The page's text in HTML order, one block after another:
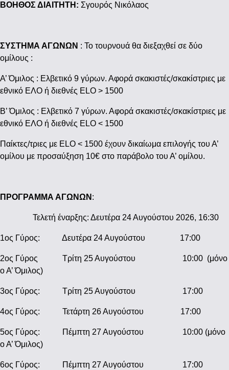
ΒΟΗΘΟΣ ΔΙΑΙΤΗΤΗ: Σγουρός Νικόλαος
ΣΥΣΤΗΜΑ ΑΓΩΝΩΝ : Το τουρνουά θα διεξαχθεί σε δύο
ομίλους :
Α’ Όμιλος : Ελβετικό 9 γύρων. Αφορά σκακιστές/σκακίστριες με
εθνικό ΕΛΟ ή διεθνές ELO > 1500
Β’ Όμιλος : Ελβετικό 7 γύρων. Αφορά σκακιστές/σκακίστριες με
εθνικό ΕΛΟ ή διεθνές ELO < 1500
Παίκτες/τριες με ELO < 1500 έχουν δικαίωμα επιλογής του Α’
ομίλου με προσαύξηση 10€ στο παράβολο του Α’ ομίλου.
ΠΡΟΓΡΑΜΜΑ ΑΓΩΝΩΝ :
Τελετή έναρξης: Δευτέρα 24 Αυγούστου 2026, 16:30
1ος Γύρος: Δευτέρα 24 Αυγούστου 17:00
2ος Γύρος Τρίτη 25 Αυγούστου 10:00 (μόνο
ο Α’ Όμιλος)
3ος Γύρος: Τρίτη 25 Αυγούστου 17:00
4ος Γύρος: Τετάρτη 26 Αυγούστου 17:00
5ος Γύρος: Πέμπτη 27 Αυγούστου 10:00 (μόνο
ο Α’ Όμιλος)
6ος Γύρος: Πέμπτη 27 Αυγούστου 17:00